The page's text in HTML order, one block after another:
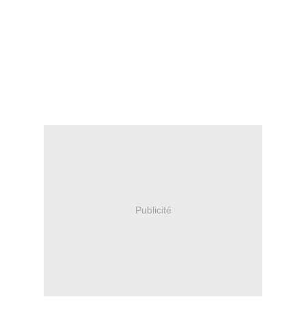
Publicité